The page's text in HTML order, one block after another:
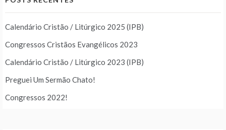
Calendário Cristão / Litúrgico 2025 (IPB)
Congressos Cristãos Evangélicos 2023
Calendário Cristão / Litúrgico 2023 (IPB)
Preguei Um Sermão Chato!
Congressos 2022!